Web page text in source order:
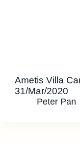
Ametis Villa
31/Mar/2020
Peter Pan